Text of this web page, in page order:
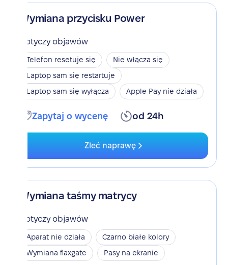
Wymiana przycisku Power
Dotyczy objawów
Telefon resetuje się
Nie włącza się
Laptop sam się restartuje
Laptop sam się wyłącza
Apple Pay nie działa
Zapytaj o wycenę od 24h
Zleć naprawę
Wymiana taśmy matrycy
Dotyczy objawów
Aparat nie działa
Czarno białe kolory
Wymiana flaxgate
Pasy na ekranie